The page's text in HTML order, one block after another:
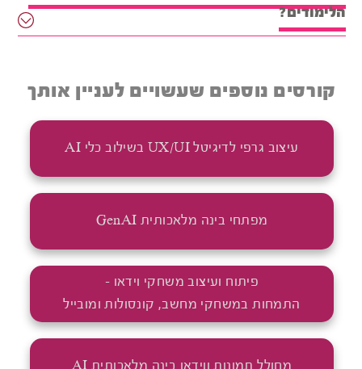
הלימודים?
קורסים נוספים שעשויים לעניין אותך
עיצוב גרפי לדיגיטל UX/UI בשילוב כלי AI
מפתחי בינה מלאכותית GenAI
פיתוח ועיצוב משחקי וידאו -
התמחות במשחקי מחשב, קונסולות ומובייל